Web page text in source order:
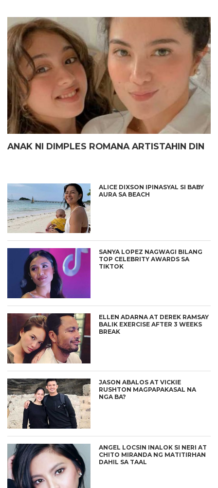
ANAK NI DIMPLES ROMANA ARTISTAHIN DIN
ALICE DIXSON IPINASYAL SI BABY
AURA SA BEACH
SANYA LOPEZ NAGWAGI BILANG
TOP CELEBRITY AWARDS SA
TIKTOK
ELLEN ADARNA AT DEREK RAMSAY
BALIK EXERCISE AFTER 3 WEEKS
BREAK
JASON ABALOS AT VICKIE
RUSHTON MAGPAPAKASAL NA
NGA BA?
ANGEL LOCSIN INALOK SI NERI AT
CHITO MIRANDA NG MATITIRHAN
DAHIL SA TAAL